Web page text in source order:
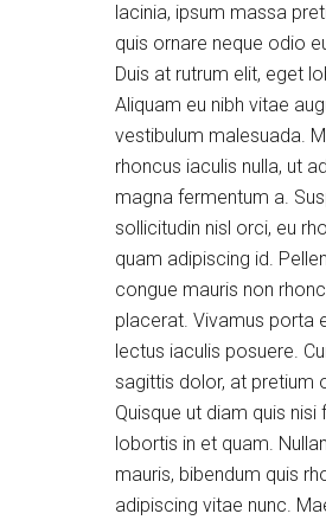
lacinia, ipsum massa
quis ornare neque odio
Duis at rutrum elit, eget
Aliquam eu nibh vitae
vestibulum malesuada.
rhoncus iaculis nulla, ut
magna fermentum a.
sollicitudin nisl orci, eu
quam adipiscing id.
congue mauris non
placerat. Vivamus porta
lectus iaculis posuere.
sagittis dolor, at pretium
Quisque ut diam quis nisi
lobortis in et quam.
mauris, bibendum quis
adipiscing vitae nunc.